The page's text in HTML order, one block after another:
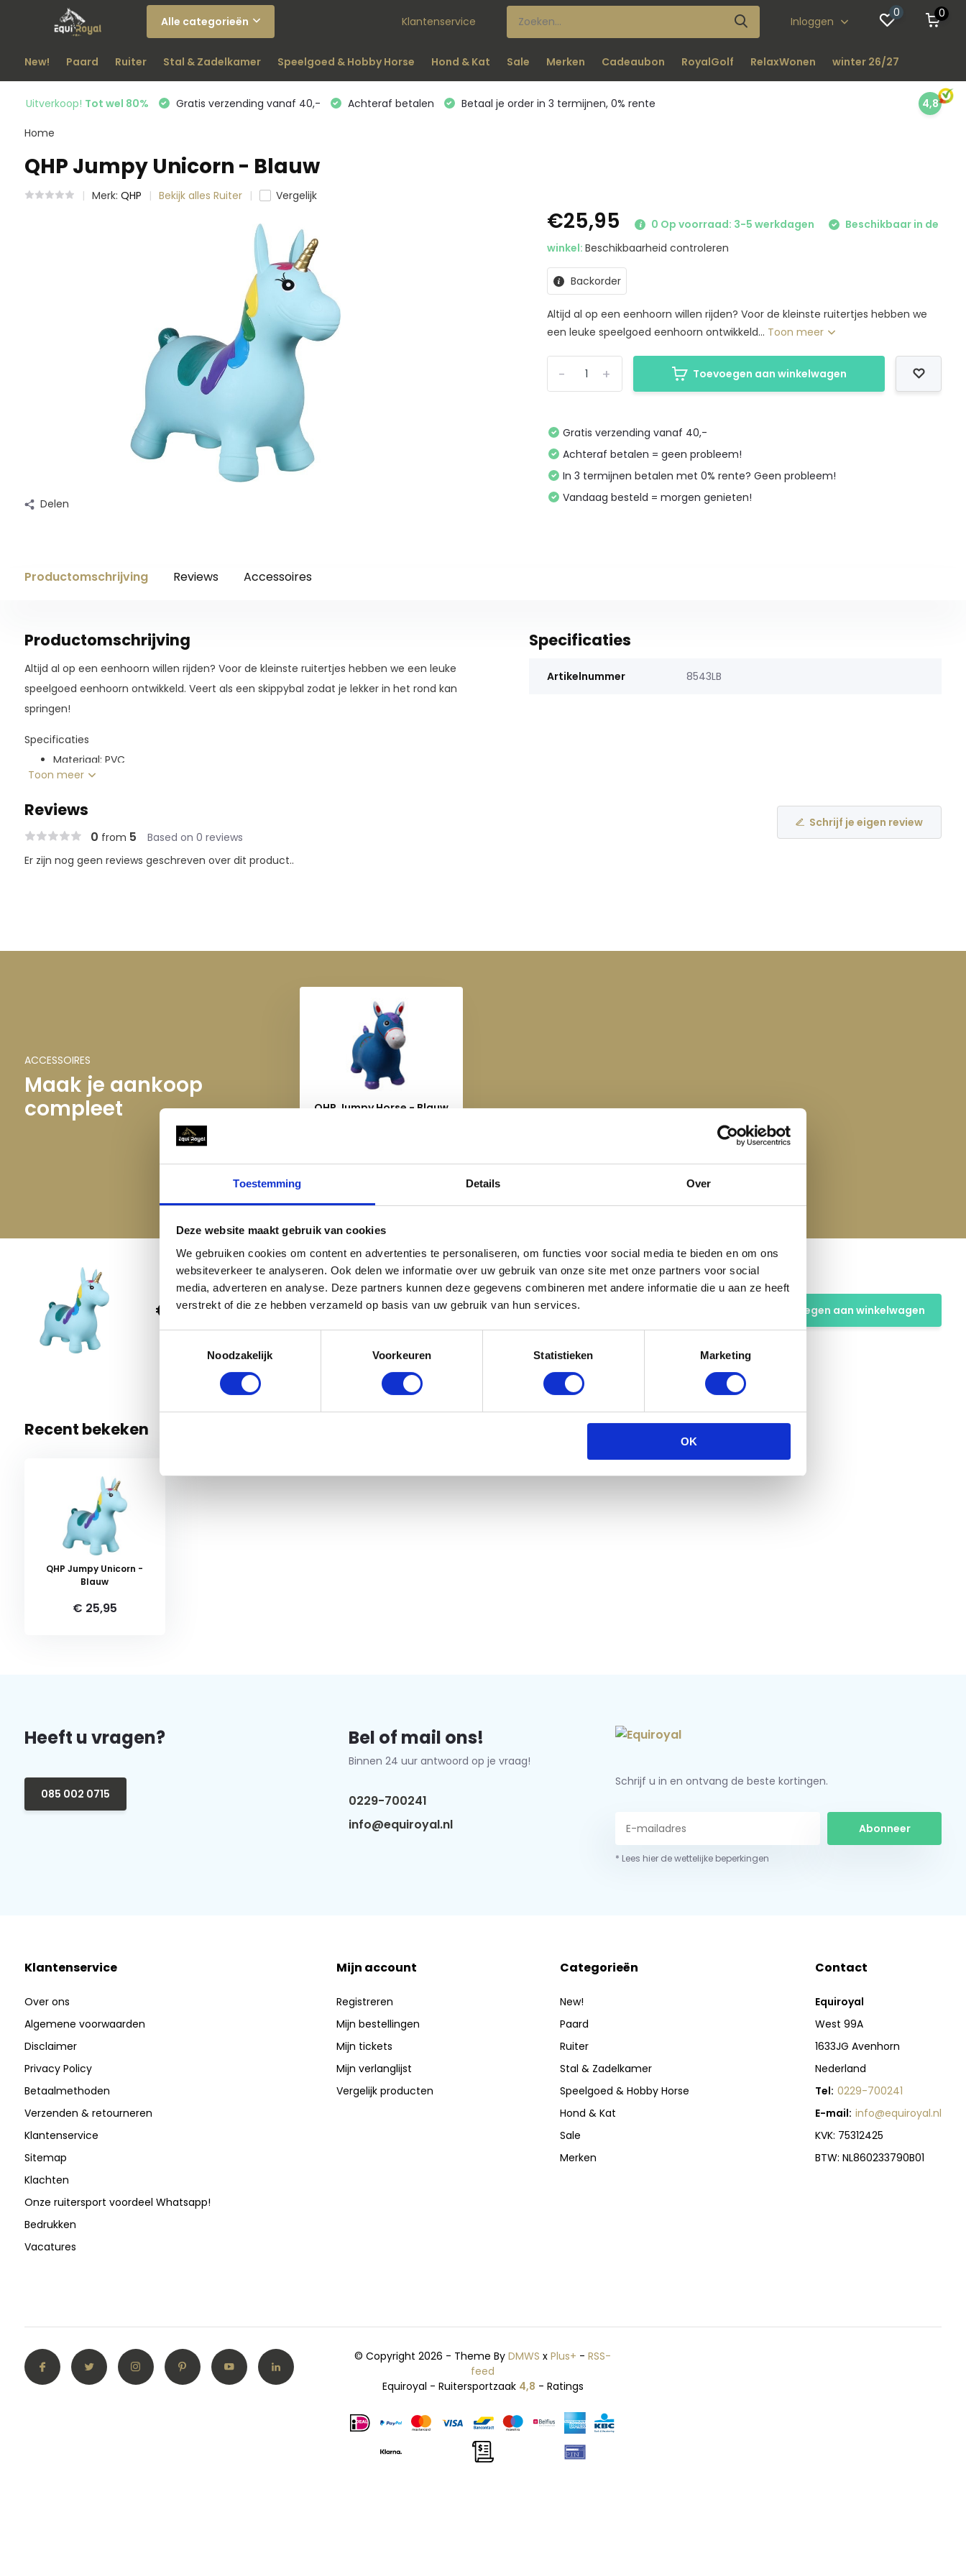
Toestemming Details Over
Deze website maakt gebruik van cookies
We gebruiken cookies om content en advertenties te personaliseren, om functies voor social media te bieden en om ons
websiteverkeer te analyseren. Ook delen we informatie over uw gebruik van onze site met onze partners voor social
media, adverteren en analyse. Deze partners kunnen deze gegevens combineren met andere informatie die u aan ze heeft
verstrekt of die ze hebben verzameld op basis van uw gebruik van hun services.
Noodzakelijk
Voorkeuren Statistieken Marketing
OK
Alle categorieën Klantenservice Inloggen
0 0
New! Paard Ruiter Stal & Zadelkamer Speelgoed & Hobby Horse Hond & Kat Sale Merken Cadeaubon RoyalGolf RelaxWonen winter 26/27
Uitverkoop! Tot wel 80% Gratis verzending vanaf 40,- Achteraf betalen Betaal je order in 3 termijnen, 0% rente 4,8
Home
QHP Jumpy Unicorn - Blauw
Merk: QHP Bekijk alles Ruiter Vergelijk
Delen
€25,95 0 Op voorraad: 3-5 werkdagen
Beschikbaar in de
winkel:Beschikbaarheid controleren
Backorder
Altijd al op een eenhoorn willen rijden? Voor de kleinste ruitertjes hebben we
een leuke speelgoed eenhoorn ontwikkeld... Toon meer
+
- Toevoegen aan winkelwagen
Gratis verzending vanaf 40,-
Achteraf betalen = geen probleem!
In 3 termijnen betalen met 0% rente? Geen probleem!
Vandaag besteld = morgen genieten!
Productomschrijving Reviews Accessoires
Productomschrijving
Altijd al op een eenhoorn willen rijden? Voor de kleinste ruitertjes hebben we een leuke
speelgoed eenhoorn ontwikkeld. Veert als een skippybal zodat je lekker in het rond kan
springen!
Specificaties
Materiaal: PVC
Speelgoed eenhoorn voor kinderen
Beschilderd met een gezicht, staart, manen, hoeven en een gouden hoorn
Geschikt voor kinderen vanaf drie jaar
Afmetingen: 60x30x50 (lxbxh)
Toon meer
Specificaties
Artikelnummer 8543LB
Reviews
0 from 5 Based on 0 reviews
Schrijf je eigen review
Er zijn nog geen reviews geschreven over dit product..
ACCESSOIRES
Maak je aankoop
compleet
QHP Jumpy Horse - Blauw
€ 25,95
QHP Jumpy Unicorn - Blauw
Blauw
Toevoegen aan winkelwagen
Recent bekeken
QHP Jumpy Unicorn -
Blauw
€ 25,95
Heeft u vragen?
085 002 0715
Bel of mail ons!
Binnen 24 uur antwoord op je vraag!
0229-700241
info@equiroyal.nl
Schrijf u in en ontvang de beste kortingen.
Abonneer
* Lees hier de wettelijke beperkingen
Klantenservice
Over ons
Algemene voorwaarden
Disclaimer
Privacy Policy
Betaalmethoden
Verzenden & retourneren
Klantenservice
Sitemap
Klachten
Onze ruitersport voordeel Whatsapp!
Bedrukken
Vacatures
Mijn account
Registreren
Mijn bestellingen
Mijn tickets
Mijn verlanglijst
Vergelijk producten
Categorieën
New!
Paard
Ruiter
Stal & Zadelkamer
Speelgoed & Hobby Horse
Hond & Kat
Sale
Merken
Contact
Equiroyal
West 99A
1633JG Avenhorn
Nederland
Tel: 0229-700241
E-mail: info@equiroyal.nl
KVK: 75312425
BTW: NL860233790B01
© Copyright 2026 - Theme ByDMWS xPlus+ -RSS-
feed
Equiroyal - Ruitersportzaak 4,8 - Ratings